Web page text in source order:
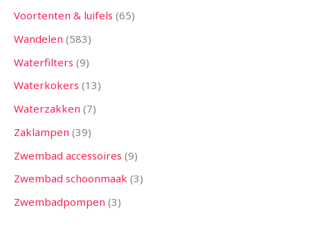
Voortenten & luifels 65
Wandelen 583
Waterfilters 9
Waterkokers 13
Waterzakken 7
Zaklampen 39
Zwembad accessoires 9
Zwembad schoonmaak 3
Zwembadpompen 3